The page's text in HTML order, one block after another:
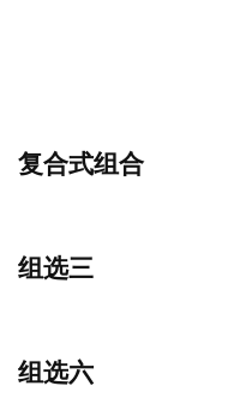
复合式组合
组选三
组选六